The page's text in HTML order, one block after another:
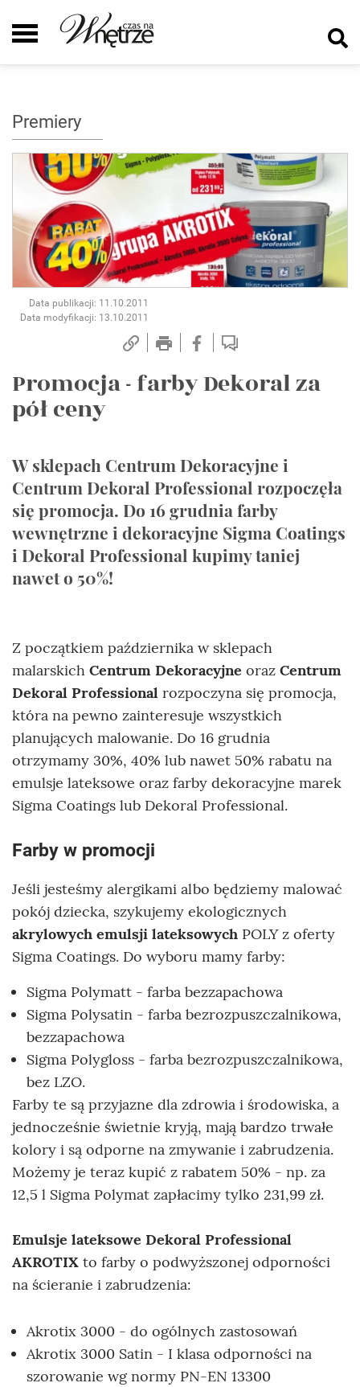
Premiery
Data publikacji: 11.10.2011
Data modyfikacji: 13.10.2011
Promocja - farby Dekoral za
pół ceny
W sklepach Centrum Dekoracyjne i
Centrum Dekoral Professional rozpoczęła
się promocja. Do 16 grudnia farby
wewnętrzne i dekoracyjne Sigma Coatings
i Dekoral Professional kupimy taniej
nawet o 50%!
Z początkiem października w sklepach
malarskich Centrum Dekoracyjne oraz Centrum
Dekoral Professional rozpoczyna się promocja,
która na pewno zainteresuje wszystkich
planujących malowanie. Do 16 grudnia
otrzymamy 30%, 40% lub nawet 50% rabatu na
emulsje lateksowe oraz farby dekoracyjne marek
Sigma Coatings lub Dekoral Professional.
Farby w promocji
Jeśli jesteśmy alergikami albo będziemy malować
pokój dziecka, szykujemy ekologicznych
akrylowych emulsji lateksowych POLY z oferty
Sigma Coatings. Do wyboru mamy farby:
Sigma Polymatt - farba bezzapachowa
Sigma Polysatin - farba bezrozpuszczalnikowa,
bezzapachowa
Sigma Polygloss - farba bezrozpuszczalnikowa,
bez LZO.
Farby te są przyjazne dla zdrowia i środowiska, a
jednocześnie świetnie kryją, mają bardzo trwałe
kolory i są odporne na zmywanie i zabrudzenia.
Możemy je teraz kupić z rabatem 50% - np. za
12,5 l Sigma Polymat zapłacimy tylko 231,99 zł.
Emulsje lateksowe Dekoral Professional
AKROTIX to farby o podwyższonej odporności
na ścieranie i zabrudzenia:
Akrotix 3000 - do ogólnych zastosowań
Akrotix 3000 Satin - I klasa odporności na
szorowanie wg normy PN-EN 13300